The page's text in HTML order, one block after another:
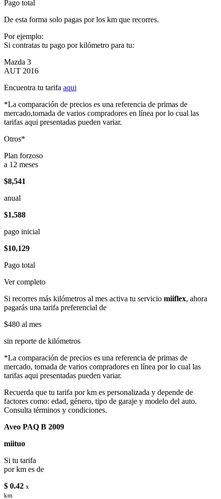
Pago total
De esta forma solo pagas por los km que recorres.
Por ejemplo:
Si contratas tu pago por kilómetro para tu:
Mazda 3
AUT 2016
Encuentra tu tarifa aqui
*La comparación de precios es una referencia de primas de
mercado,tomada de varios compradores en línea por lo cual las
tarifas aqui presentadas pueden variar.
Otros*
Plan forzoso
a 12 meses
$8,541
anual
$1,588
pago inicial
$10,129
Pago total
Ver completo
Si recorres más kilómetros al mes activa tu servicio miiflex, ahora
pagarás una tarifa preferencial de
$480 al mes
sin reporte de kilómetros
*La comparación de precios es una referencia de primas de
mercado, tomada de varios compradores en línea por lo cual las
tarifas aqui presentadas pueden variar.
Recuerda que tu tarifa por km es personalizada y depende de
factores como: edad, género, tipo de garaje y modelo del auto.
Consulta términos y condiciones.
Aveo PAQ B 2009
miituo
Si tu tarifa
por km es de
$ 0.42 x
km